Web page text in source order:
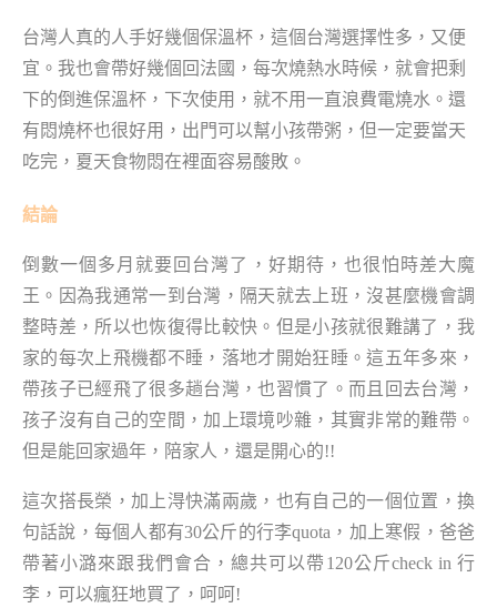
台灣人真的人手好幾個保溫杯，這個台灣選擇性多，又便
宜。我也會帶好幾個回法國，每次燒熱水時候，就會把剩
下的倒進保溫杯，下次使用，就不用一直浪費電燒水。還
有悶燒杯也很好用，出門可以幫小孩帶粥，但一定要當天
吃完，夏天食物悶在裡面容易酸敗。
結論
倒數一個多月就要回台灣了，好期待，也很怕時差大魔
王。因為我通常一到台灣，隔天就去上班，沒甚麼機會調
整時差，所以也恢復得比較快。但是小孩就很難講了，我
家的每次上飛機都不睡，落地才開始狂睡。這五年多來，
帶孩子已經飛了很多趟台灣，也習慣了。而且回去台灣，
孩子沒有自己的空間，加上環境吵雜，其實非常的難帶。
但是能回家過年，陪家人，還是開心的!!
這次搭長榮，加上淂快滿兩歲，也有自己的一個位置，換
句話說，每個人都有30公斤的行李quota，加上寒假，爸爸
帶著小潞來跟我們會合，總共可以帶120公斤check in 行
李，可以瘋狂地買了，呵呵!